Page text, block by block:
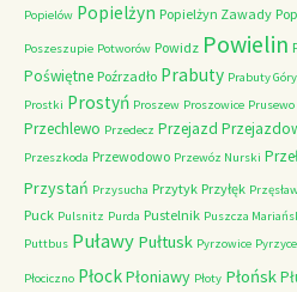
Popielów Popielżyn Popielżyn Zawady
Poszeszupie Potworów Powidz Powielin
Poświętne Poźrzadło Prabuty Prabuty Góry
Prostki Prostyń Proszew Proszowice Prusewo
Przechlewo Przedecz Przejazd
Przeszkoda Przewodowo Przewóz Nurski
Przystań Przysucha Przytyk Przyłęk
Puck Pulsnitz Purda Pustelnik Puszcza
Puttbus Puławy Pułtusk Pyrzowice Pyrzyce
Płociczno PłockPłoniawy Płoty Płońsk